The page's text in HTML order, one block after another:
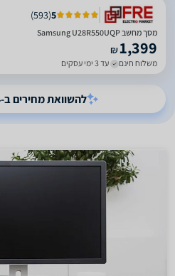
5
(
593
)
מסך מחשב Samsung U28R550UQP
₪1,399
משלוח חינם עד 3 ימי עסקים
להשוואת מחירים ב-4 חנויות נוספות